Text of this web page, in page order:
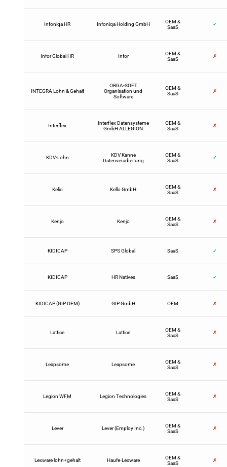
Infoniqa HR Infoniqa Holding GmbH
OEM &
SaaS
✓
Infor Global HR Infor
OEM &
SaaS
✗
INTEGRA Lohn & Gehalt
ORGA-SOFT
Organisation und
Software
OEM &
SaaS
✗
Interflex
Interflex Datensysteme
GmbH ALLEGION
OEM &
SaaS
✗
KDV-Lohn
KDV Kanne
Datenverarbeitung
OEM &
SaaS
✓
Kelio Kello GmbH
OEM &
SaaS
✗
Kenjo Kenjo
OEM &
SaaS
✗
KIDICAP SPS Global SaaS ✓
KIDICAP HR Natives SaaS ✓
KIDICAP (GIP OEM) GIP GmbH OEM ✗
Lattice Lattice
OEM &
SaaS
✗
Leapsome Leapsome
OEM &
SaaS
✗
Legion WFM Legion Technologies
OEM &
SaaS
✗
Lever Lever (Employ Inc.)
OEM &
SaaS
✗
Lexware lohn+gehalt Haufe-Lexware
OEM &
SaaS
✗